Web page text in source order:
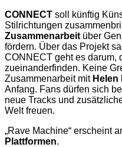
CONNECT soll künftig
Stilrichtungen
Zusammenarbeit über
fördern. Über das Projekt
CONNECT geht es darum,
zueinanderfinden. Keine
Zusammenarbeit mit Helen
Anfang. Fans dürfen sich
neue Tracks und
Welt freuen.
„Rave Machine“ erscheint
Plattformen.